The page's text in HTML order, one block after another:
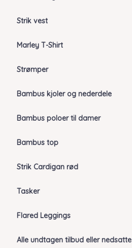
Strik vest
Marley T-Shirt
Strømper
Bambus kjoler og nederdele
Bambus poloer til damer
Bambus top
Strik Cardigan rød
Tasker
Flared Leggings
Alle undtagen tilbud eller nedsatte